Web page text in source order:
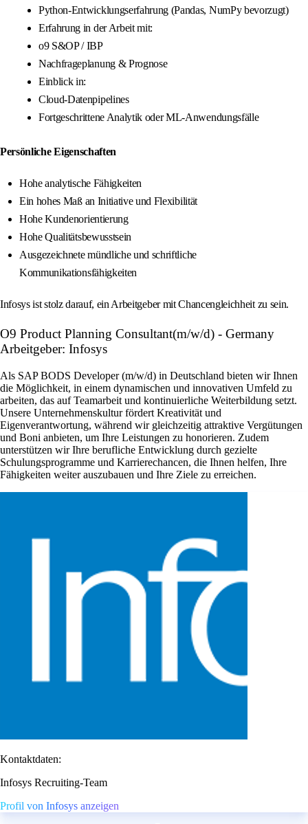
Python-Entwicklungserfahrung (Pandas, NumPy bevorzugt)
Erfahrung in der Arbeit mit:
o9 S&OP / IBP
Nachfrageplanung & Prognose
Einblick in:
Cloud-Datenpipelines
Fortgeschrittene Analytik oder ML-Anwendungsfälle
Persönliche Eigenschaften
Hohe analytische Fähigkeiten
Ein hohes Maß an Initiative und Flexibilität
Hohe Kundenorientierung
Hohe Qualitätsbewusstsein
Ausgezeichnete mündliche und schriftliche
Kommunikationsfähigkeiten
Infosys ist stolz darauf, ein Arbeitgeber mit Chancengleichheit zu sein.
O9 Product Planning Consultant(m/w/d) - Germany
Arbeitgeber: Infosys
Als SAP BODS Developer (m/w/d) in Deutschland bieten wir Ihnen
die Möglichkeit, in einem dynamischen und innovativen Umfeld zu
arbeiten, das auf Teamarbeit und kontinuierliche Weiterbildung setzt.
Unsere Unternehmenskultur fördert Kreativität und
Eigenverantwortung, während wir gleichzeitig attraktive Vergütungen
und Boni anbieten, um Ihre Leistungen zu honorieren. Zudem
unterstützen wir Ihre berufliche Entwicklung durch gezielte
Schulungsprogramme und Karrierechancen, die Ihnen helfen, Ihre
Fähigkeiten weiter auszubauen und Ihre Ziele zu erreichen.
Kontaktdaten:
Infosys Recruiting-Team
Profil von Infosys anzeigen